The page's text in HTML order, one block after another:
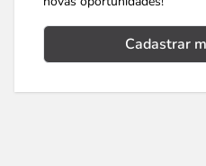
Cadastrar